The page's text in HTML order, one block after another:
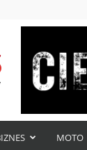
MOTO